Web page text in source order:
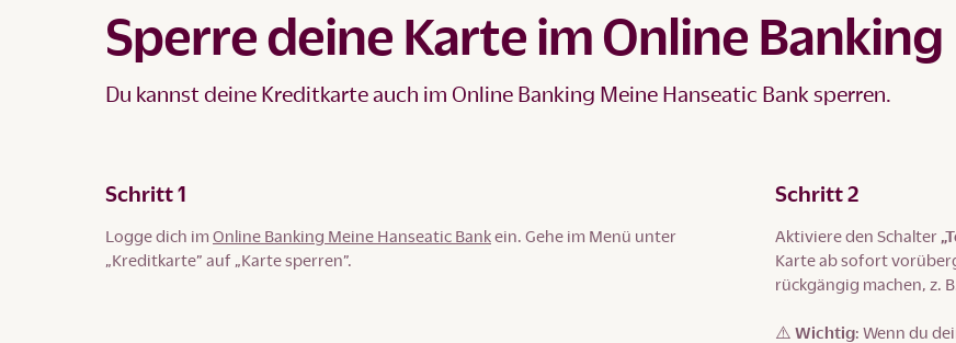
Sperre deine Karte im Online Banking
Du kannst deine Kreditkarte auch im Online Banking Meine Hanseatic Bank sperren.
Schritt 1
Logge dich im Online Banking Meine Hanseatic Bankein. Gehe im Menü unter
„Kreditkarte” auf „Karte sperren”.
Schritt 2
Aktiviere den Schalter
Karte ab sofort
rückgängig machen, z.
⚠️Wichtig: Wenn du